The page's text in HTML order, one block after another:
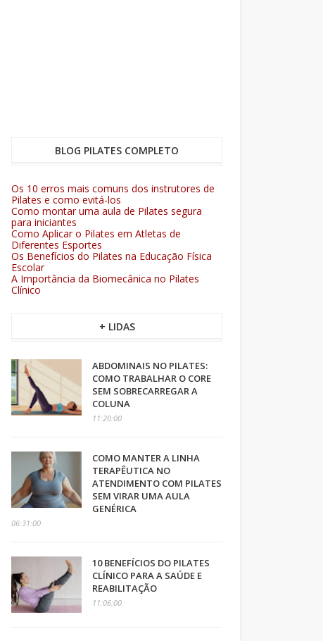
BLOG PILATES COMPLETO
Os 10 erros mais comuns dos instrutores de
Pilates e como evitá-los
Como montar uma aula de Pilates segura
para iniciantes
Como Aplicar o Pilates em Atletas de
Diferentes Esportes
Os Benefícios do Pilates na Educação Física
Escolar
A Importância da Biomecânica no Pilates
Clínico
+ LIDAS
ABDOMINAIS NO PILATES:
COMO TRABALHAR O CORE
SEM SOBRECARREGAR A
COLUNA
11:20:00
COMO MANTER A LINHA
TERAPÊUTICA NO
ATENDIMENTO COM PILATES
SEM VIRAR UMA AULA
GENÉRICA
06:31:00
10 BENEFÍCIOS DO PILATES
CLÍNICO PARA A SAÚDE E
REABILITAÇÃO
11:06:00